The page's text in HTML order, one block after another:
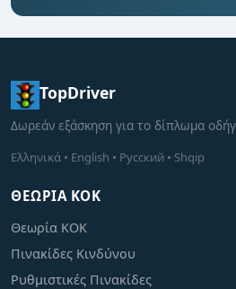
TopDriver
Δωρεάν εξάσκηση για το δίπλωμα
Ελληνικά • English • Русский • Shqip
ΘΕΩΡΊΑ ΚΟΚ
Θεωρία ΚΟΚ
Πινακίδες Κινδύνου
Ρυθμιστικές Πινακίδες